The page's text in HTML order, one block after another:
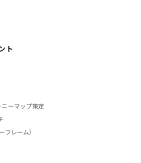
ト
ニーマップ策定
フレーム）